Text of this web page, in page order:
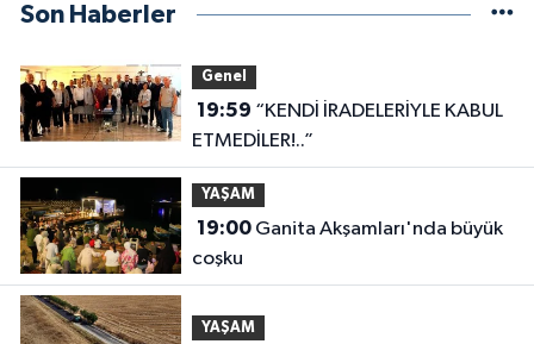
Son Haberler
Genel
19:59
ETMEDİLER!..”
YAŞAM
19:00Ganita Akşamları'nda büyük
coşku
YAŞAM